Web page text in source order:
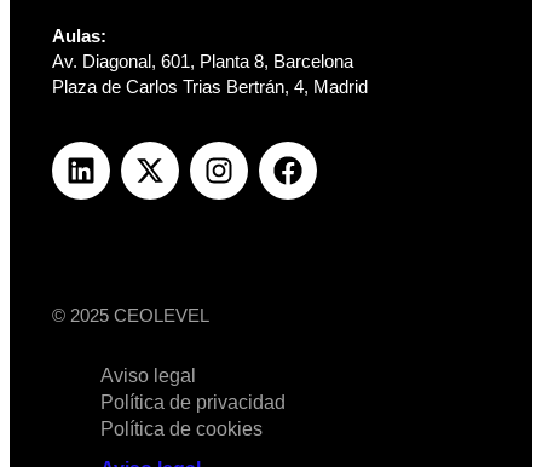
Aulas:
Av. Diagonal, 601, Planta 8, Barcelona
Plaza de Carlos Trias Bertrán, 4, Madrid
© 2025 CEOLEVEL
Aviso legal
Política de privacidad
Política de cookies